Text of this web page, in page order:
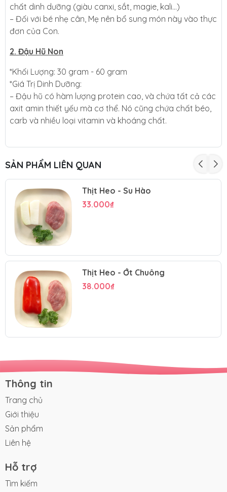
chất dinh dưỡng (giàu canxi, sắt, magie, kali…)
– Đối với bé nhẹ cân, Mẹ nên bổ sung món này vào thực
đơn của Con.
2. Đậu Hũ Non
*Khối Lượng: 30 gram - 60 gram
*Giá Trị Dinh Dưỡng:
– Đậu hũ có hàm lượng protein cao, và chứa tất cả các
axit amin thiết yếu mà cơ thể. Nó cũng chứa chất béo,
carb và nhiều loại vitamin và khoáng chất.
SẢN PHẨM LIÊN QUAN
Thịt Heo - Su Hào
33.000₫
Thịt Heo - Ớt Chuông
38.000₫
Thông tin
Trang chủ
Giới thiệu
Sản phẩm
Liên hệ
Hỗ trợ
Tìm kiếm